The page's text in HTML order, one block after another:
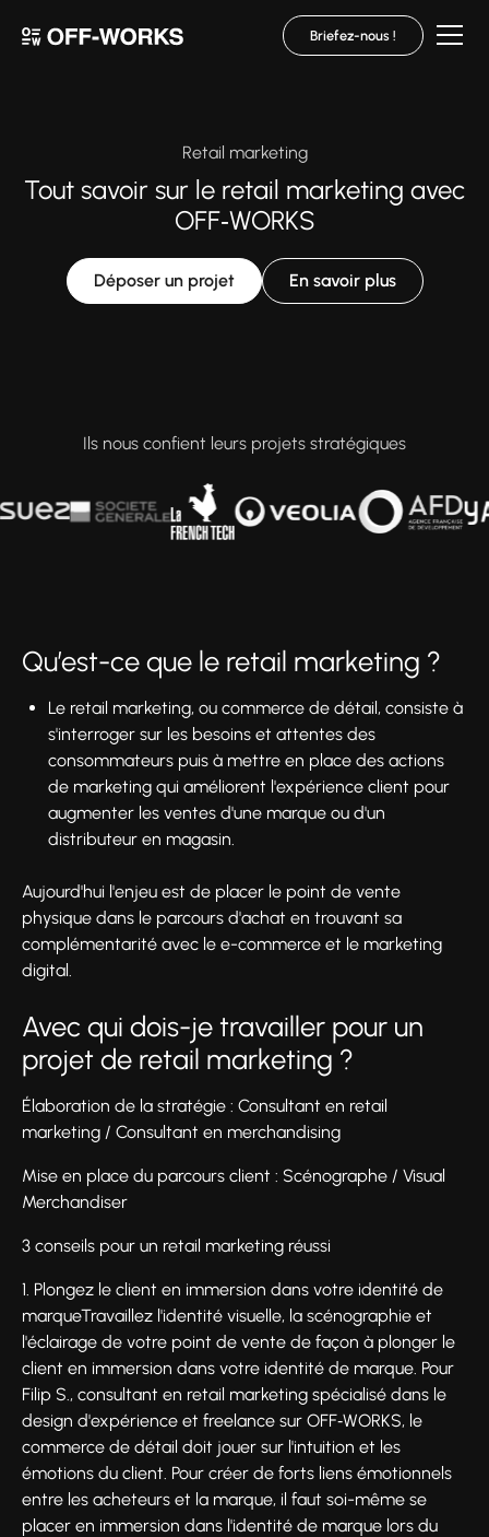
Briefez-nous !
Retail marketing
Tout savoir sur le retail marketing avec
OFF‑WORKS
Déposer un projet En savoir plus
Ils nous confient leurs projets stratégiques
Qu’est-ce que le retail marketing ?
Le retail marketing, ou commerce de détail, consiste à
s'interroger sur les besoins et attentes des
consommateurs puis à mettre en place des actions
de marketing qui améliorent l'expérience client pour
augmenter les ventes d'une marque ou d'un
distributeur en magasin.
Aujourd'hui l'enjeu est de placer le point de vente
physique dans le parcours d'achat en trouvant sa
complémentarité avec le e-commerce et le marketing
digital.
Avec qui dois-je travailler pour un
projet de retail marketing ?
Élaboration de la stratégie : Consultant en retail
marketing / Consultant en merchandising
Mise en place du parcours client : Scénographe / Visual
Merchandiser
3 conseils pour un retail marketing réussi
1. Plongez le client en immersion dans votre identité de
marqueTravaillez l'identité visuelle, la scénographie et
l'éclairage de votre point de vente de façon à plonger le
client en immersion dans votre identité de marque. Pour
Filip S., consultant en retail marketing spécialisé dans le
design d'expérience et freelance sur OFF‑WORKS, le
commerce de détail doit jouer sur l'intuition et les
émotions du client. Pour créer de forts liens émotionnels
entre les acheteurs et la marque, il faut soi-même se
placer en immersion dans l'identité de marque lors du